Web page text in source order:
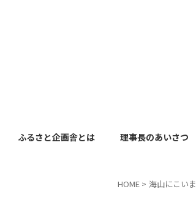
ふるさと企画舎とは 理事長のあいさつ
HOME > 海山にこいま